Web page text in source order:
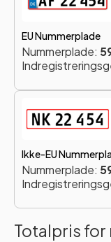
EU Nummerplade
Nummerplade:
Ikke-EU
Nummerplade:
Totalpris